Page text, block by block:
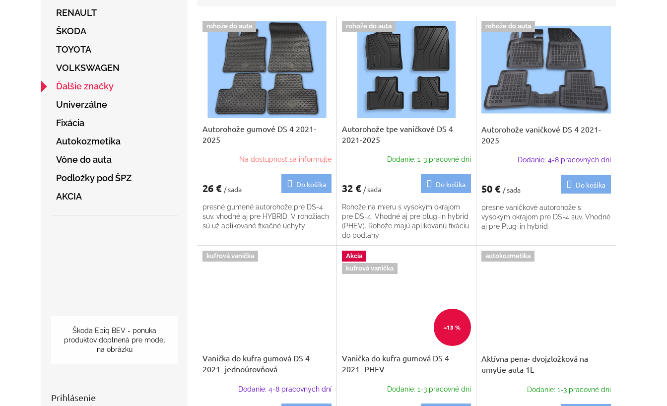
RENAULT
ŠKODA
TOYOTA
VOLKSWAGEN
Ďalšie značky
Univerzálne
Fixácia
Autokozmetika
Vône do auta
Podložky pod ŠPZ
AKCIA
Škoda Epiq BEV - ponuka
produktov doplnená pre model
na obrázku
Prihlásenie
o
V rohože do auta
Autorohože gumové DS 4 2021-
2025
Na dostupnosť sa informujte
26 € / sada
Do košíka
presné gumené autorohože pre DS-4
suv. vhodné aj pre HYBRID. V rohožiach
sú už aplikované fixačné úchyty
rohože do auta
Autorohože tpe vaničkové DS 4
2021-2025
Dodanie: 1-3 pracovné dni
32 € / sada
Do košíka
Rohože na mieru s vysokým okrajom
pre DS-4. Vhodné aj pre plug-in hybrid
(PHEV). Rohože majú aplikovanú fixáciu
do podlahy
rohože do auta
Autorohože vaničkové DS 4 2021-
2025
Dodanie: 4-8 pracovných dní
50 € / sada
Do košíka
presné vaničkové autorohože s
vysokým okrajom pre DS-4 suv. Vhodné
aj pre Plug-in hybrid
kufrová vanička
Vanička do kufra gumová DS 4
2021- jednoúrovňová
Dodanie: 4-8 pracovných dní
Akcia
kufrová vanička
–13 %
Vanička do kufra gumová DS 4
2021- PHEV
Dodanie: 1-3 pracovné dni
autokozmetika
Aktívna pena- dvojzložková na
umytie auta 1L
Dodanie: 1-3 pracovné dni